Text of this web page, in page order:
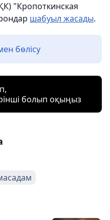
"Кропоткинская
шабуыл жасады.
бөлісу
болып оқыңыз